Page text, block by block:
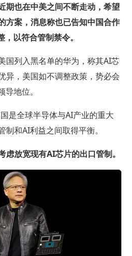
期也在中美之间不断走动，希望
方案，消息称也已告知中国合作
以符合管制禁令。
国列入黑名单的华为，称其AI芯
异，美国如不调整政策，势必会
地位。
是全球半导体与AI产业的重大
和AI利益之间取得平衡。
虑放宽现有AI芯片的出口管制。